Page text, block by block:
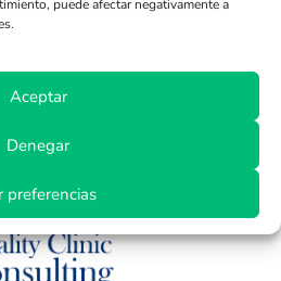
puede afectar negativamente a
Aceptar
Denegar
preferencias